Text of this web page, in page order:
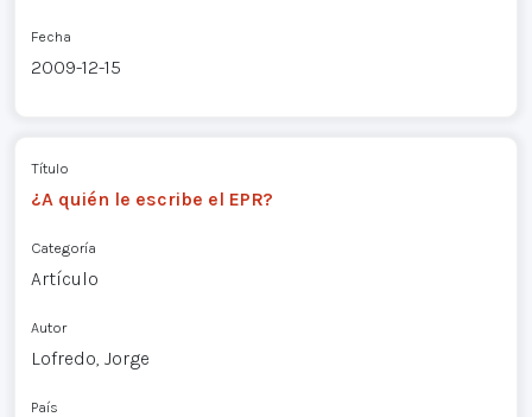
Fecha
2009-12-15
Título
¿A quién le escribe el EPR?
Categoría
Artículo
Autor
Lofredo, Jorge
País